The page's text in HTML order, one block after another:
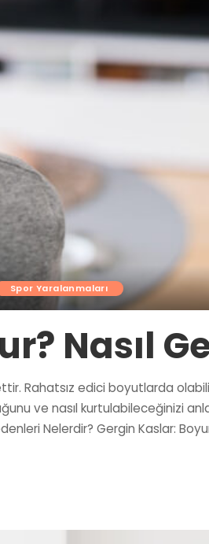
Spor Yaralanmaları
Nasıl
Rahatsız edici boyutlarda
ve nasıl kurtulabileceğinizi
Nelerdir? Gergin Kaslar: